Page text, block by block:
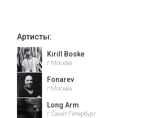
Артисты:
Kirill Boske
г Москва
Fonarev
г Москва
Long Arm
г Санкт-Петербург